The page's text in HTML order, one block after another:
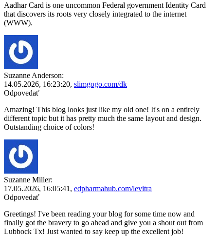
Aadhar Card is one uncommon Federal government Identity Card
that discovers its roots very closely integrated to the internet
(WWW).
Suzanne Anderson:
14.05.2026, 16:23:20, slimgogo.com/dk
Odpovedať
Amazing! This blog looks just like my old one! It's on a entirely
different topic but it has pretty much the same layout and design.
Outstanding choice of colors!
Suzanne Miller:
17.05.2026, 16:05:41 , edpharmahub.com/levitra
Odpovedať
Greetings! I've been reading your blog for some time now and
finally got the bravery to go ahead and give you a shout out from
Lubbock Tx! Just wanted to say keep up the excellent job!